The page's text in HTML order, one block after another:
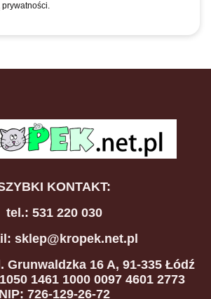
KONTAKT:
tel.: 531 220 030
sklep@kropek.net.pl
Grunwaldzka 16 A, 91-335 Łódź
1461 1000 0097 4601 2773
NIP: 726-129-26-72